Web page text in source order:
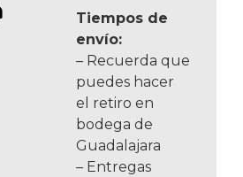
Tiempos de
envío:
– Recuerda que
puedes hacer
el retiro en
bodega de
Guadalajara
– Entregas